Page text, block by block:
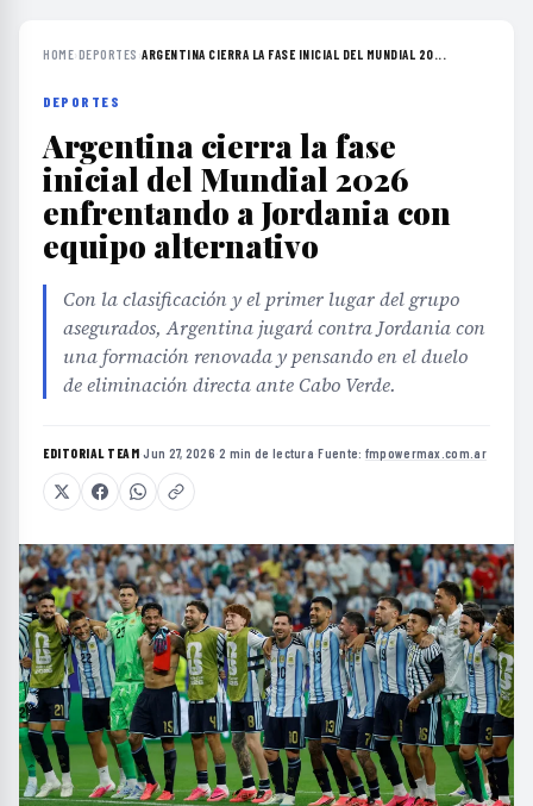
HOME›DEPORTES ›ARGENTINA CIERRA LA FASE INICIAL DEL MUNDIAL 20...
DEPORTES
Argentina cierra la fase
inicial del Mundial 2026
enfrentando a Jordania con
equipo alternativo
Con la clasificación y el primer lugar del grupo
asegurados, Argentina jugará contra Jordania con
una formación renovada y pensando en el duelo
de eliminación directa ante Cabo Verde.
EDITORIAL TEAM·Jun 27, 2026·2 min de lectura·Fuente: fmpowermax.com.ar